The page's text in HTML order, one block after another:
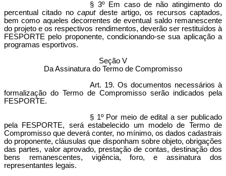
§ 3º Em caso de não atingimento do
percentual citado nocaputdeste artigo, os recursos captados,
bem como aqueles decorrentes de eventual saldo remanescente
do projeto e os respectivos rendimentos, deverão ser restituídos à
FESPORTE pelo proponente, condicionando-se sua aplicação a
programas esportivos.
Seção V
Da Assinatura do Termo de Compromisso
Art. 19. Os documentos necessários à
formalização do Termo de Compromisso serão indicados pela
FESPORTE.
§ 1º Por meio de edital a ser publicado
pela FESPORTE, será estabelecido um modelo de Termo de
Compromisso que deverá conter, no mínimo, os dados cadastrais
do proponente, cláusulas que disponham sobre objeto, obrigações
das partes, valor aprovado, prestação de contas, destinação dos
bens remanescentes, vigência, foro, e assinatura dos
representantes legais.